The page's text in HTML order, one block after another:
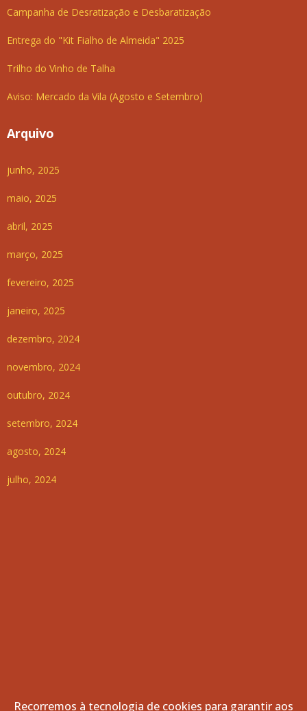
Campanha de Desratização e Desbaratização
Entrega do "Kit Fialho de Almeida" 2025
Trilho do Vinho de Talha
Aviso: Mercado da Vila (Agosto e Setembro)
Arquivo
junho, 2025
maio, 2025
abril, 2025
março, 2025
fevereiro, 2025
janeiro, 2025
dezembro, 2024
novembro, 2024
outubro, 2024
setembro, 2024
agosto, 2024
julho, 2024
Recorremos à tecnologia de cookies para garantir aos